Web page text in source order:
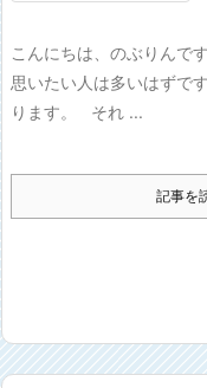
こんにちは、のぶりんで
思いたい人は多いはずで
ります。 それ ...
記事を